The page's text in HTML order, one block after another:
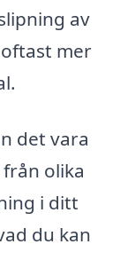
av
mer
det vara
från olika
i ditt
du kan